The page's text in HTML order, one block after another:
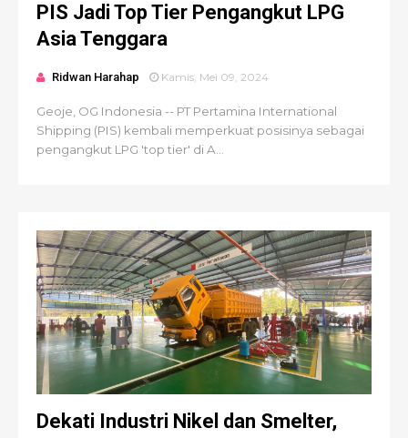
PIS Jadi Top Tier Pengangkut LPG
Asia Tenggara
Ridwan Harahap Kamis, Mei 09, 2024
Geoje, OG Indonesia -- PT Pertamina International
Shipping (PIS) kembali memperkuat posisinya sebagai
pengangkut LPG 'top tier' di A...
Dekati Industri Nikel dan Smelter,